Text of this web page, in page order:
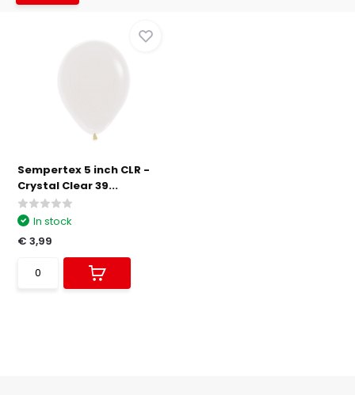
Sempertex 5 inch CLR -
Crystal Clear 39...
In stock
€ 3,99